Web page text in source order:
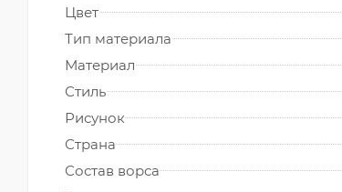
Цвет
Тип материала
Материал
Стиль
Рисунок
Страна
Состав ворса